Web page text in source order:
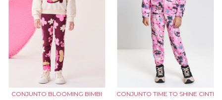
CONJUNTO BLOOMING BIMBI
CONJUNTO TIME TO SHINE CINTI